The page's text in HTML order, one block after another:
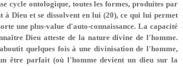
cycle ontologique, toutes les formes, produites par
à Dieu et se dissolvent en lui (20), ce qui lui permet
une plus-value d'auto-connaissance. La capacité
Dieu atteste de la nature divine de l'homme.
quelques fois à une divinisation de l'homme,
être parfait (où l'homme devient un dieu sur la